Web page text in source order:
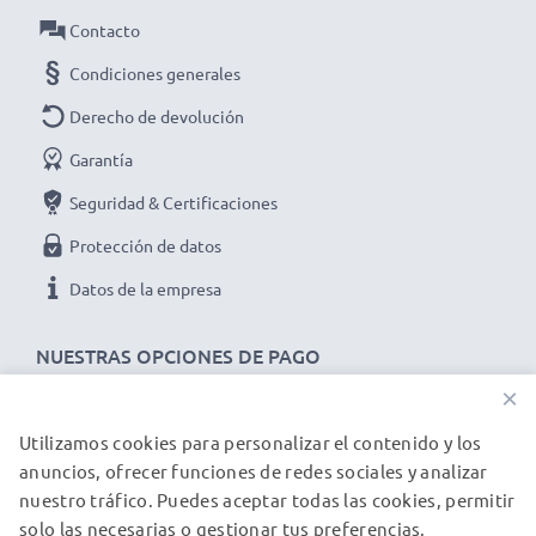
✔ Ideal para las actualizaciones de software y
➢ El cable USB es compatible con versiones USB
anteriores
Cable Mini USB de carga y de datos para
dispositivos HPPhotosmart 735 435 935 M22:
Marca:
Tipo:Data & Charging cable / Interface cable
Material del Cable: PVC
Conector 1 : Mini USB
Corriente de carga : 1A
Longitud del cable:1m
: negro
NUESTRAS OPCIONES DE PAGO
Contacto
Condiciones generales
Derecho de devolución
Garantía
Seguridad & Certificaciones
Protección de datos
Datos de la empresa
NUESTROS PARTNERS DE ENVÍO
×
Utilizamos cookies para personalizar el contenido y los
anuncios, ofrecer funciones de redes sociales y analizar
nuestro tráfico. Puedes aceptar todas las cookies, permitir
solo las necesarias o gestionar tus preferencias.